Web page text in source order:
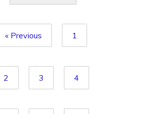
« Previous 1
2 3 4